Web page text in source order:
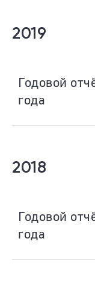
2019
Годовой
года
2018
Годовой
года